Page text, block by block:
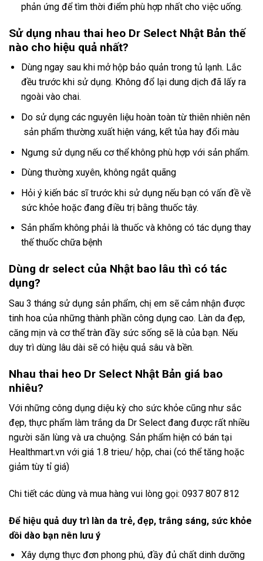
phản ứng để tìm thời điểm phù hợp nhất cho việc uống.
Sử dụng nhau thai heo Dr Select Nhật Bản thế
nào cho hiệu quả nhất?
Dùng ngay sau khi mở hộp bảo quản trong tủ lạnh. Lắc
đều trước khi sử dụng. Không đổ lại dung dịch đã lấy ra
ngoài vào chai.
Do sử dụng các nguyên liệu hoàn toàn từ thiên nhiên nên
sản phẩm thường xuất hiện váng, kết tủa hay đổi màu
Ngưng sử dụng nếu cơ thể không phù hợp với sản phẩm.
Dùng thường xuyên, không ngắt quãng
Hỏi ý kiến bác sĩ trước khi sử dụng nếu bạn có vấn đề về
sức khỏe hoặc đang điều trị bằng thuốc tây.
Sản phẩm không phải là thuốc và không có tác dụng thay
thế thuốc chữa bệnh
Dùng dr select của Nhật bao lâu thì có tác
dụng?
Sau 3 tháng sử dụng sản phẩm, chị em sẽ cảm nhận được
tinh hoa của những thành phần công dụng cao. Làn da đẹp,
căng mịn và cơ thể tràn đầy sức sống sẽ là của bạn. Nếu
duy trì dùng lâu dài sẽ có hiệu quả sâu và bền.
Nhau thai heo Dr Select Nhật Bản giá bao
nhiêu?
Với những công dụng diệu kỳ cho sức khỏe cũng như sắc
đẹp, thực phẩm làm trắng da Dr Select đang được rất nhiều
người săn lùng và ưa chuộng. Sản phẩm hiện có bán tại
Healthmart.vn với giá 1.8 trieu/ hộp, chai (có thể tăng hoặc
giảm tùy tỉ giá)
Chi tiết các dùng và mua hàng vui lòng gọi: 0937 807 812
Để hiệu quả duy trì làn da trẻ, đẹp, trắng sáng, sức khỏe
dồi dào bạn nên lưu ý
Xây dựng thực đơn phong phú, đầy đủ chất dinh dưỡng